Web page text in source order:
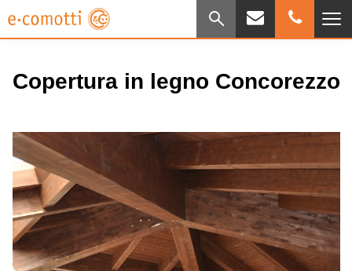
Copertura in legno Concorezzo